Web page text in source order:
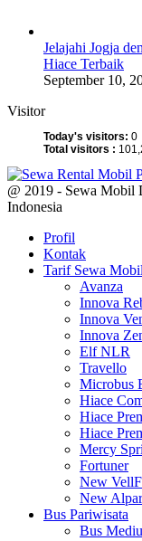
Jelajahi Jogja
Hiace Terbaik
September 10,
Visitor
Today's visitors: 0
Total visitors :
@ 2019 - Sewa Mobil
Indonesia
Profil
Kontak
Tarif Sewa Mobil
Avanza
Innova
Innova
Innova
Elf NLR
Travello
Microbus
Hiace
Hiace
Hiace
Mercy
Fortuner
New
New
Bus Pariwisata
Bus